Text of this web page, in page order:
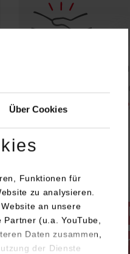
Über Cookies
Funktionen für
zu analysieren.
an unsere
(u.a. YouTube,
Daten zusammen,
der Dienste
Dualer Partner
Vorteil bei der
Alle Infos für Duale
Technologietag:
Transportation –